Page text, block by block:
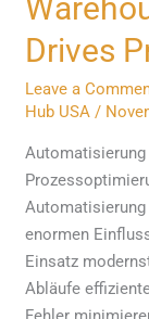
Drives
Leave a
Hub USA/
Automatisierung
enormen
Einsatz
Abläufe
vorantreibt
(Automation
the
How
Technology
Drives
Process
Optimization)